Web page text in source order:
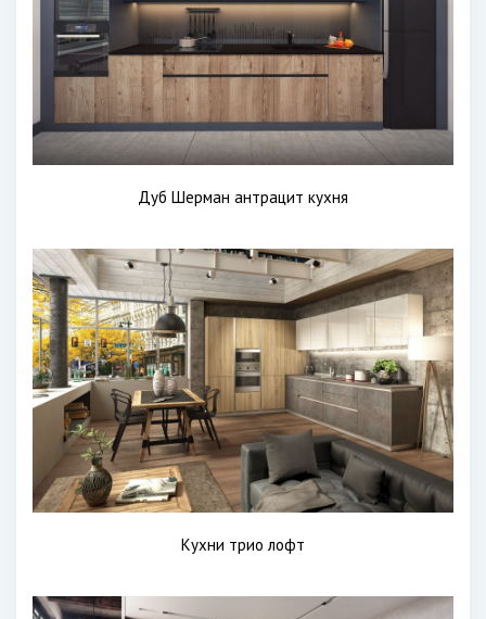
Дуб Шерман антрацит кухня
Кухни трио лофт